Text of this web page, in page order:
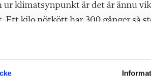
ur klimatsynpunkt är det är ännu
Ett kilo nötkött har 300 gånger så